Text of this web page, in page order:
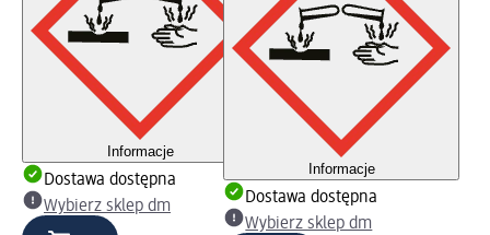
Informacje
Dostawa dostępna
Wybierz sklep dm
Informacje
Dostawa dostępna
Wybierz sklep dm